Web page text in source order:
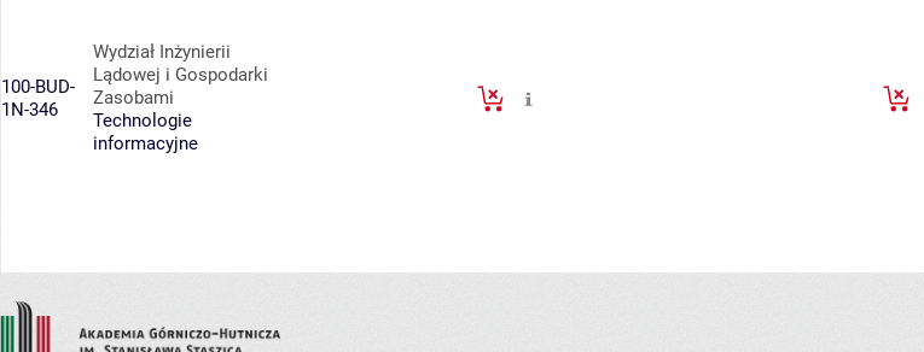
100-BUD-
1N-346
Wydział Inżynierii
Lądowej i Gospodarki
Zasobami
Technologie
informacyjne